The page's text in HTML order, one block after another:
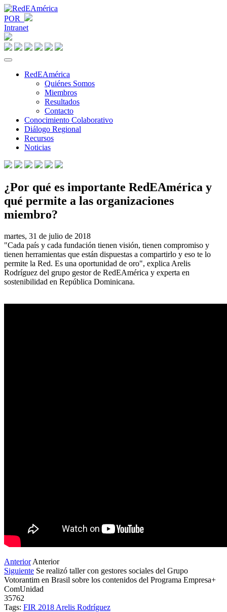
POR
Intranet
RedEAmérica
Quiénes Somos
Miembros
Resultados
Contacto
Conocimiento Colaborativo
Diálogo Regional
Recursos
Noticias
¿Por qué es importante RedEAmérica y
qué permite a las organizaciones
miembro?
martes, 31 de julio de 2018
"Cada país y cada fundación tienen visión, tienen compromiso y
tienen herramientas que están dispuestas a compartirlo y eso te lo
permite la Red. Es una oportunidad de oro", explica Arelis
Rodríguez del grupo gestor de RedEAmérica y experta en
sostenibilidad en República Dominicana.
Anterior Anterior
Siguiente Se realizó taller con gestores sociales del Grupo
Votorantim en Brasil sobre los contenidos del Programa Empresa+
ComUnidad
35762
Tags: FIR 2018 Arelis Rodríguez